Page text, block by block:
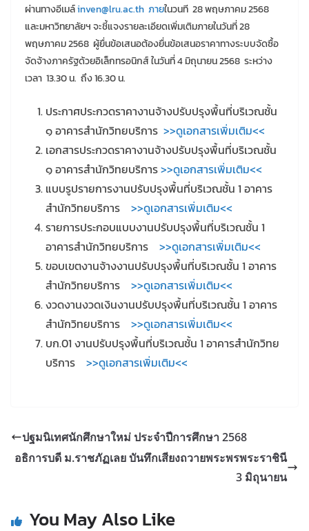
ผ่านทางอีเมล์inven@lru.ac.th ภายในวนที 28 พฤษภาคม 2568
และมหาวิทยาลัยฯ จะชี้แจงรายละเอียดเพิ่มเติมภายในวันที่ 28
พฤษภาคม 2568 ผู้ยื่นข้อเสนอต้องยื่นข้อเสนอราคาทางระบบจัดซื้อ
จัดจ้างภาครัฐด้วยอิเล็กทรอนิกส์ ในวันที่ 4 มิถุนายน 2568 ระหว่าง
เวลา 13.30 น. ถึง 16.30 น.
ประกาศประกวดราคางานจ้างปรับปรุงพื้นที่บริเวณชั้น
๑ อาคารสำนักวิทยบริการ >>ดูเอกสารเพิ่มเติม<<
เอกสารประกวดราคางานจ้างปรับปรุงพื้นที่บริเวณชั้น
๑ อาคารสำนักวิทยบริการ>>ดูเอกสารเพิ่มเติม<<
แบบรูปรายการงานปรับปรุงพื้นที่บริเวณชั้น 1 อาคาร
สำนักวิทยบริการ >>ดูเอกสารเพิ่มเติม<<
รายการประกอบแบบงานปรับปรุงพื้นที่บริเวณชั้น 1
อาคารสำนักวิทยบริการ >>ดูเอกสารเพิ่มเติม<<
ขอบเขตงานจ้างงานปรับปรุงพื้นที่บริเวณชั้น 1 อาคาร
สำนักวิทยบริการ >>ดูเอกสารเพิ่มเติม<<
งวดงานงวดเงินงานปรับปรุงพื้นที่บริเวณชั้น 1 อาคาร
สำนักวิทยบริการ >>ดูเอกสารเพิ่มเติม<<
บก.01 งานปรับปรุงพื้นที่บริเวณชั้น 1 อาคารสำนักวิทย
บริการ >>ดูเอกสารเพิ่มเติม<<
ปฐมนิเทศนักศึกษาใหม่ ประจำปีการศึกษา 2568
อธิการบดี ม.ราชภัฏเลย บันทึกเสียงถวายพระพรพระราชินี
3 มิถุนายน
You May Also Like